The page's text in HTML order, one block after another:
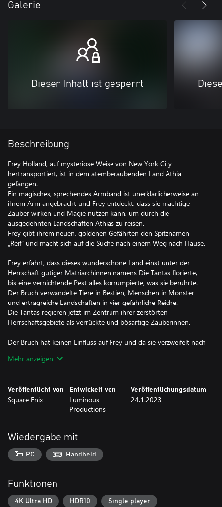
Galerie
Dieser Inhalt ist gesperrt
Beschreibung
Frey Holland, auf mysteriöse Weise von New York City
hertransportiert, ist in dem atemberaubenden Land Athia
gefangen.
Ein magisches, sprechendes Armband ist unerklärlicherweise an
ihrem Arm angebracht und Frey entdeckt, dass sie mächtige
Zauber wirken und Magie nutzen kann, um durch die
ausgedehnten Landschaften Athias zu reisen.
Frey gibt ihrem neuen, goldenen Gefährten den Spitznamen
„Reif“ und macht sich auf die Suche nach einem Weg nach Hause.
Frey erfährt, dass dieses wunderschöne Land einst unter der
Herrschaft gütiger Matriarchinnen namens Die Tantas florierte,
bis eine vernichtende Pest alles korrumpierte, was sie berührte.
Der Bruch verwandelte Tiere in Bestien, Menschen in Monster
und ertragreiche Landschaften in vier gefährliche Reiche.
Die Tantas regieren jetzt im Zentrum ihrer zerstörten
Herrschaftsgebiete als verrückte und bösartige Zauberinnen.
Der Bruch hat keinen Einfluss auf Frey und da sie verzweifelt nach
verbleibenden Bürgern Athias zu helfen, die Frey als ihre einzige
tief in das Herz der Korruption, in dem sie gegen
monströse Kreaturen kämpfen, sich den mächtigen Tantas stellen
und Geheimnisse aufdecken muss, die etwas ganz Anderes im
Die Odyssey einer widerwilligen Heldin
Die Protagonistin Frey auf einer unvergesslichen Reise und der
Weise in ein atemberaubendes Land voller Wunder transportiert
Lüfte die Geheimnisse Athias, während Frey durch den
Mehr anzeigen
Veröffentlicht von
Square Enix
Entwickelt von
Luminous
Productions
Veröffentlichungsdatum
24.1.2023
Wiedergabe mit
PC Handheld
Funktionen
4K Ultra HD HDR10 Single player